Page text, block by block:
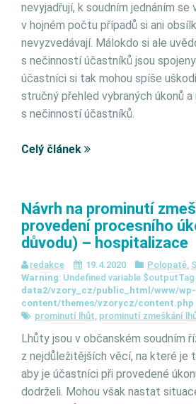
nevyjadřují, k soudním jednáním
v hojném počtu případů si ani
nevyzvedávají. Málokdo si ale
s nečinností účastníků jsou
účastníci si tak mohou spíše
stručný přehled vybraných úkonů
s nečinností účastníků.
Celý článek
Návrh na prominutí
provedení procesního
důvodu) – hospitalizace
redakce 19.4.2020 Polopatě,
Warning: Undefined variable $outputTag
data2/vzory_cz/public_html/www/wp-
content/themes/vzorycz/content.php
prominutí lhůt, prominutí zmeškání
Lhůty jsou v občanském soudním
z nejdůležitějších věcí, na které je
aby je účastníci při provedené
dodrželi. Mohou však nastat